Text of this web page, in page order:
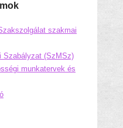
szakmai
Szabályzat (SzMSz)
munkatervek és